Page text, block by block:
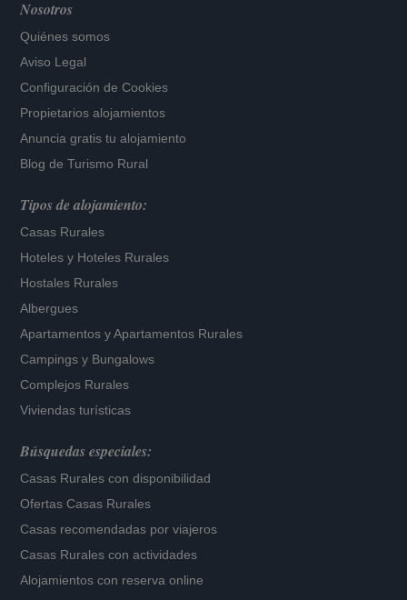
Nosotros
Quiénes somos
Aviso Legal
Configuración de Cookies
Propietarios alojamientos
Anuncia gratis tu alojamiento
Blog de Turismo Rural
Tipos de alojamiento:
Casas Rurales
Hoteles y Hoteles Rurales
Hostales Rurales
Albergues
Apartamentos yApartamentos Rurales
Campings y Bungalows
Complejos Rurales
Viviendas turísticas
Búsquedas especiales:
Casas Rurales con disponibilidad
Ofertas Casas Rurales
Casas recomendadas por viajeros
Casas Rurales con actividades
Alojamientos con reserva online